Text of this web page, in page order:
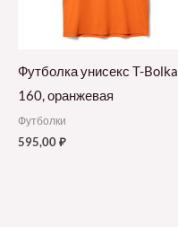
Футболка унисекс T-Bolka
160, оранжевая
Футболки
595,00₽